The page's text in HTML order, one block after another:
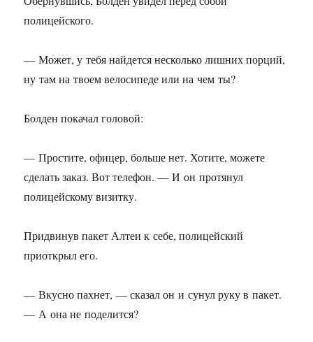
полицейского.
— Может, у тебя найдется несколько лишних порций,
ну там на твоем велосипеде или на чем ты?
Болден покачал головой:
— Простите, офицер, больше нет. Хотите, можете
сделать заказ. Вот телефон. — И он протянул
полицейскому визитку.
Придвинув пакет Алтеи к себе, полицейский
приоткрыл его.
— Вкусно пахнет, — сказал он и сунул руку в пакет.
— А она не поделится?